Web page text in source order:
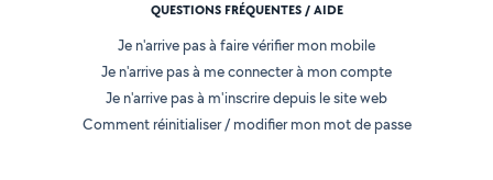
QUESTIONS FRÉQUENTES / AIDE
Je n'arrive pas à faire vérifier mon mobile
Je n'arrive pas à me connecter à mon compte
Je n'arrive pas à m'inscrire depuis le site web
Comment réinitialiser / modifier mon mot de passe